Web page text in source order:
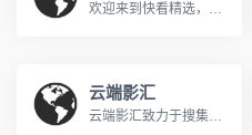
欢迎来到快看精选，您的私人免费在线影院。我们提供海量高清电影、电视剧、综艺、动漫及短剧资源，全部支持免费在线观看。在快看精选，享受无广告、高清流畅的极致观影体验，每日同步更新，是您网络追剧的不二之选。
云端影汇
云端影汇致力于搜集全网最新、最热的电影与电视剧资源，为广大影迷提供完全免费、无广告的在线观看服务。我们及时收录高清大片，让您轻松畅享极致的观影体验。